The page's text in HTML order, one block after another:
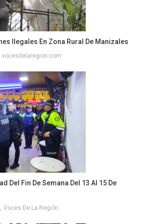
Ilegales En Zona Rural De Manizales
vocesdelaregion.com
Del Fin De Semana Del 13 Al 15 De
Voces De La Región